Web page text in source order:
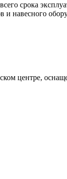
срока
и навесного
центре,